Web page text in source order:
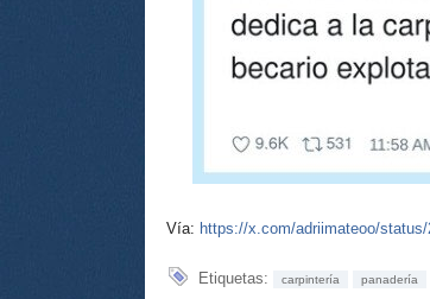
Vía: https://x.com/adriimateoo/status/
Etiquetas: carpintería panadería